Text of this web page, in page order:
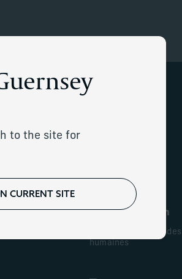
to the site for
CURRENT SITE
Manisha Burman
Associé, directrice
humaines